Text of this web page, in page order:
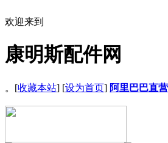
欢迎来到
康明斯配件网
。[收藏本站] [设为首页] 阿里巴巴直